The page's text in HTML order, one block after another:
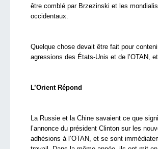
être comblé par Brzezinski et les
occidentaux.
Quelque chose devait être fait pour
agressions des États-Unis et de l’OTAN,
L’Orient Répond
La Russie et la Chine savaient ce que
l’annonce du président Clinton sur les
adhésions à l’OTAN, et se sont